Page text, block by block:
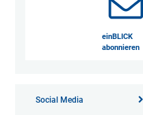
einBLICK
abonnieren
Social Media